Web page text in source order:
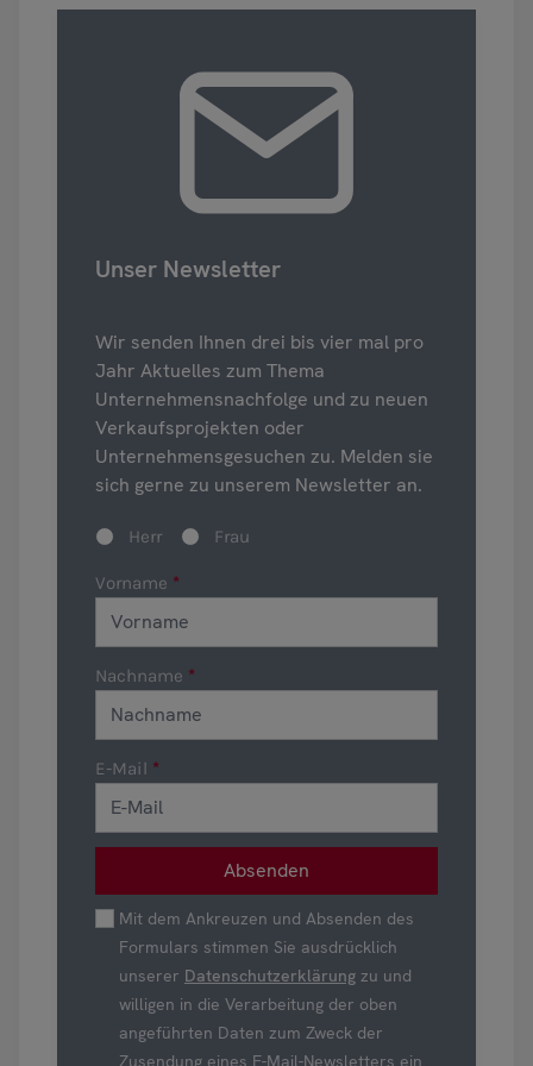
Unser Newsletter
Wir senden Ihnen drei bis vier mal pro
Jahr Aktuelles zum Thema
Unternehmensnachfolge und zu neuen
Verkaufsprojekten oder
Unternehmensgesuchen zu. Melden sie
sich gerne zu unserem Newsletter an.
Herr Frau
Vorname
Nachname
E-Mail
Mit dem Ankreuzen und Absenden des
Formulars stimmen Sie ausdrücklich
unserer Datenschutzerklärung zu und
willigen in die Verarbeitung der oben
angeführten Daten zum Zweck der